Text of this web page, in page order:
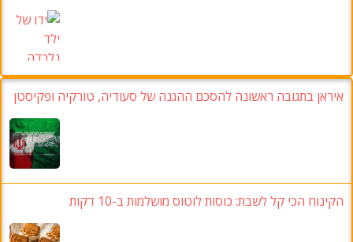
איראן בתגובה ראשונה להסכם ההגנה של סעודיה, טורקיה ופקיסטן
הקינוח הכי קל לשבת: כוסות לוטוס מושלמות ב-10 דקות